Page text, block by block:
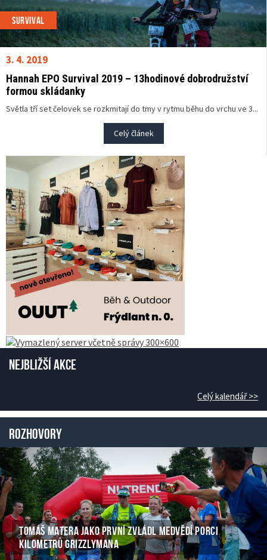
SURVIVAL
3. 4. 2019
Hannah EPO Survival 2019 – 13hodinové dobrodružství
formou skládanky
Světla tří set čelovek se rozkmitají do tmy v rytmu běhu do vrchu ve 3...
Celý článek
Nejbližší akce
Celý kalendář >>
Rozhovory
TOMÁŠ MATERA JAKO PRVNÍ ZVLÁDL MEDVĚDÍ PORCI
KILOMETRŮ GRIZZLYMANA